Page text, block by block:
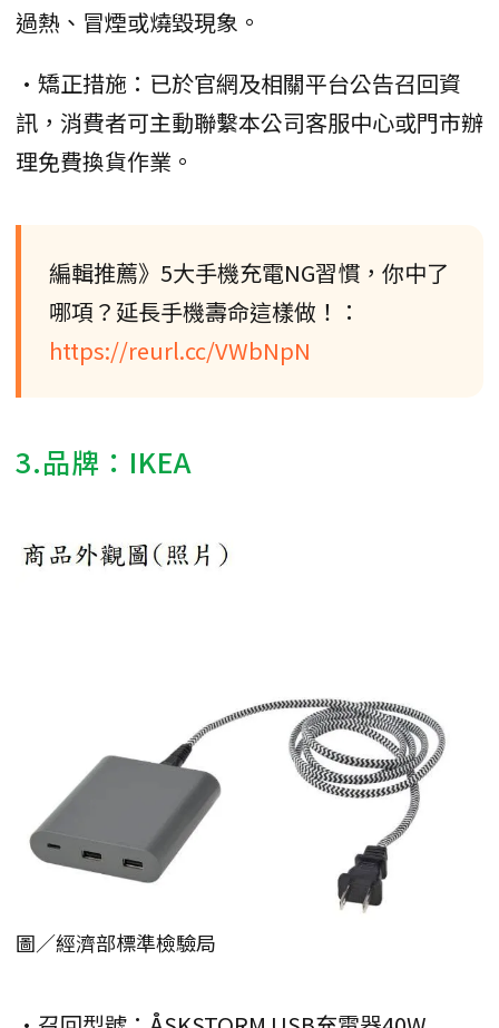
過熱、冒煙或燒毀現象。
•矯正措施：已於官網及相關平台公告召回資
訊，消費者可主動聯繫本公司客服中心或門市辦
理免費換貨作業。
編輯推薦》5大手機充電NG習慣，你中了
哪項？延長手機壽命這樣做！：
https://reurl.cc/VWbNpN
3.品牌：IKEA
圖／經濟部標準檢驗局